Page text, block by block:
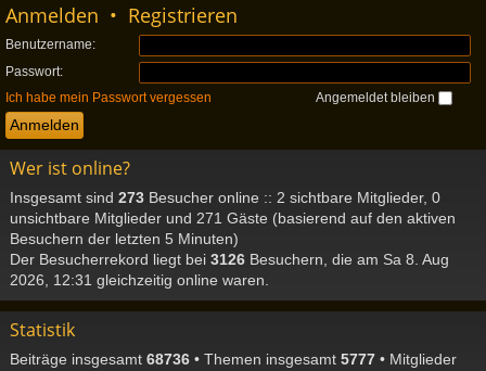
Anmelden • Registrieren
Benutzername:
Passwort:
Ich habe mein Passwort vergessen
Angemeldet bleiben
Wer ist online?
Insgesamt sind 273 Besucher online :: 2 sichtbare Mitglieder, 0
unsichtbare Mitglieder und 271 Gäste (basierend auf den aktiven
Besuchern der letzten 5 Minuten)
Der Besucherrekord liegt bei 3126 Besuchern, die am Sa 8. Aug
2026, 12:31 gleichzeitig online waren.
Statistik
Beiträge insgesamt 68736 • Themen insgesamt 5777 • Mitglieder